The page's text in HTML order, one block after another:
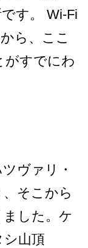
す。 Wi-Fi
ら、ここ
がすでにわ
ヴァリ・
そこから
した。ケ
シ山頂